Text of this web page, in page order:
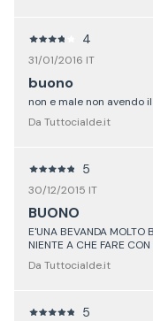
4
31/01/2016 IT
buono
non e male non avendo
Da Tuttocialde.it
5
30/12/2015 IT
BUONO
E'UNA BEVANDA MOLTO
NIENTE A CHE FARE
Da Tuttocialde.it
5